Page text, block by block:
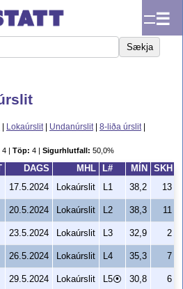
☰
Sækja
Lokaúrslit| Undanúrslit| 8-liða úrslit|
4 | Töp: 4 | Sigurhlutfall: 50,0%
DAGS MHL L# MÍN SKH
17.5.2024 Lokaúrslit L1 38,2
13
20.5.2024 Lokaúrslit L2 38,3
11
23.5.2024 Lokaúrslit L3 32,9
2
26.5.2024 Lokaúrslit L4 35,3
7
29.5.2024 Lokaúrslit L5⦿ 30,8
6